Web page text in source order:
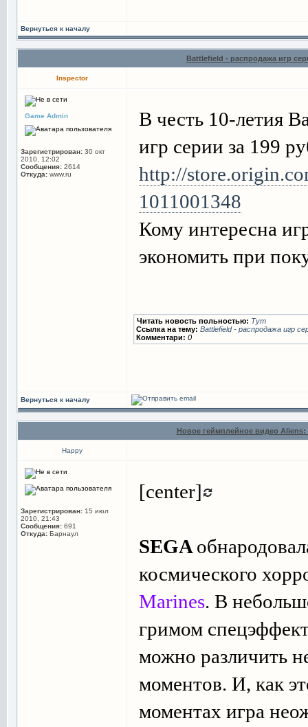
Вернуться к началу
Battlefield - распродажа игр
Inspector
Game Admin
Зарегистрирован: 30 окт
2010, 12:02
Сообщения: 2614
Откуда: www.ru
В честь 10-летия
игр серии за 199
http://
1011001348
Кому интересна
экономить при
Читать новость польностью: Тут
Ссылка на тему: Battlefield - распродажа игр
Комментари: 0
Вернуться к началу
Новое геймплейное видео Aliens:
Happy
Зарегистрирован: 15 июл
2010, 21:43
Сообщения: 691
Откуда: Барнаул
[center]
SEGA
космического
Marines. В
гримом
можно различить
моментов. И, как
моментах игра